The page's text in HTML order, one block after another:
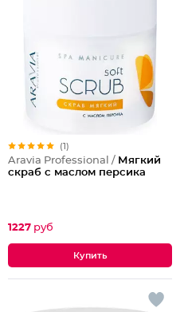
(1)
Aravia Professional / Мягкий
скраб с маслом персика
1227 руб